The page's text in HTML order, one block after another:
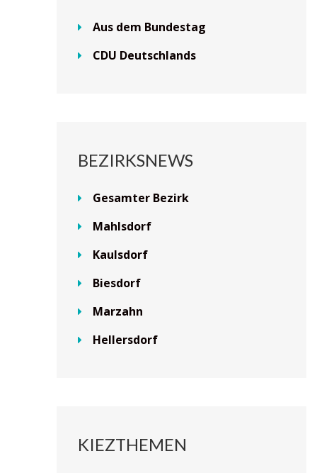
Aus dem Bundestag
CDU Deutschlands
BEZIRKSNEWS
Gesamter Bezirk
Mahlsdorf
Kaulsdorf
Biesdorf
Marzahn
Hellersdorf
KIEZTHEMEN